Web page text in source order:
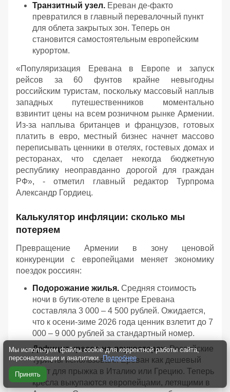
Транзитный узел. Ереван де-факто
превратился в главный перевалочный пункт
для облета закрытых зон. Теперь он
становится самостоятельным европейским
курортом.
«Популяризация Еревана в Европе и запуск
рейсов за 60 фунтов крайне невыгодны
российским туристам, поскольку массовый наплыв
западных путешественников моментально
взвинтит цены на всем розничном рынке Армении.
Из-за наплыва британцев и французов, готовых
платить в евро, местный бизнес начнет массово
переписывать ценники в отелях, гостевых домах и
ресторанах, что сделает некогда бюджетную
республику неоправданно дорогой для граждан
РФ», - отметил главный редактор Турпрома
Александр Гордиец.
Калькулятор инфляции: сколько мы
потеряем
Превращение Армении в зону ценовой
конкуренции с европейцами меняет экономику
поездок россиян:
Подорожание жилья. Средняя стоимость
ночи в бутик-отеле в центре Еревана
составляла 3 000 – 4 500 рублей. Ожидается,
что к осени-зиме 2026 года ценник взлетит до 7
000 – 9 000 рублей за стандартный номер.
Дефицит кресел на лоукостерах.Российские
туристы использовали Ереван как дешевый
мост для прыжка в Италию или Грецию. Теперь
кресла выкупаются европейцами, летящими в
Мы используем файлы cookie для корректной работы сайта,
персонализации и аналитики. Подробнее
Принять